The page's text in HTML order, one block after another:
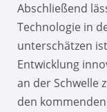
Abschließend
Technologie in
unterschätzen
Entwicklung
an der Schwelle
den